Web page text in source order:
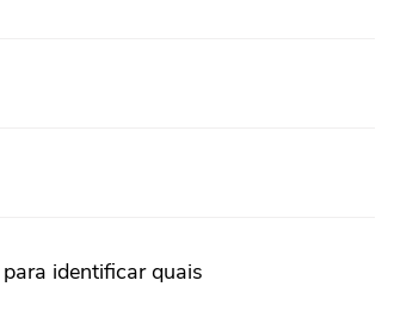
identificar quais